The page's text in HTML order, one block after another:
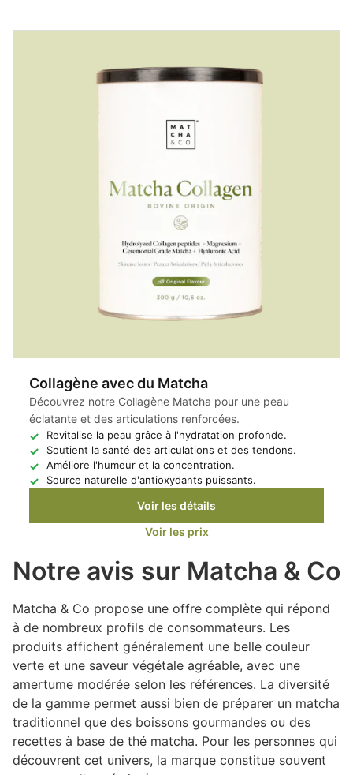
Collagène avec du Matcha
Découvrez notre Collagène Matcha pour une peau
éclatante et des articulations renforcées.
Revitalise la peau grâce à l'hydratation profonde.
Soutient la santé des articulations et des tendons.
Améliore l'humeur et la concentration.
Source naturelle d'antioxydants puissants.
Voir les détails
Voir les prix
Notre avis sur Matcha & Co
Matcha & Co propose une offre complète qui répond
à de nombreux profils de consommateurs. Les
produits affichent généralement une belle couleur
verte et une saveur végétale agréable, avec une
amertume modérée selon les références. La diversité
de la gamme permet aussi bien de préparer un matcha
traditionnel que des boissons gourmandes ou des
recettes à base de thé matcha. Pour les personnes qui
découvrent cet univers, la marque constitue souvent